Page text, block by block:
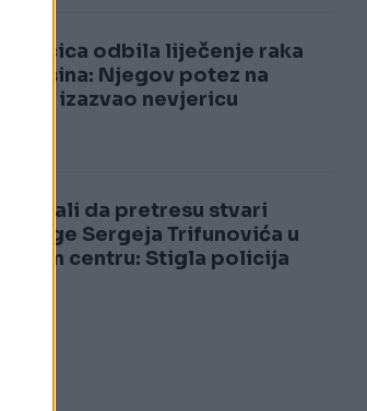
Pjevačica odbila liječenje raka
zbog sina: Njegov potez na
samrti izazvao nevjericu
Pokušali da pretresu stvari
supruge Sergeja Trifunovića u
tržnom centru: Stigla policija